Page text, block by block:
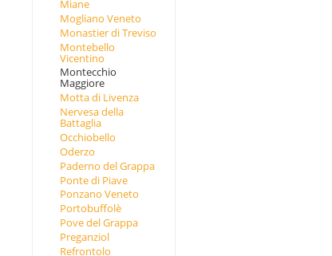
Miane
Mogliano Veneto
Monastier di Treviso
Montebello
Vicentino
Montecchio
Maggiore
Motta di Livenza
Nervesa della
Battaglia
Occhiobello
Oderzo
Paderno del Grappa
Ponte di Piave
Ponzano Veneto
Portobuffolè
Pove del Grappa
Preganziol
Refrontolo